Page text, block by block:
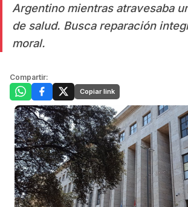
Argentino mientras atravesaba
de salud. Busca reparación
moral.
Compartir:
Copiar link